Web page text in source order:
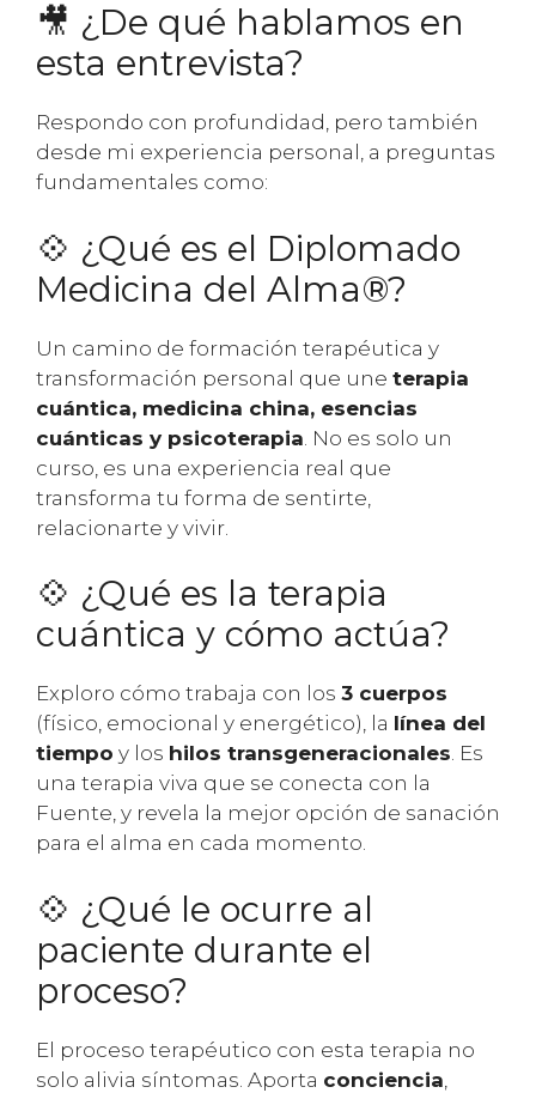
🎥 ¿De qué hablamos en
esta entrevista?
Respondo con profundidad, pero también
desde mi experiencia personal, a preguntas
fundamentales como:
💠 ¿Qué es el Diplomado
Medicina del Alma®?
Un camino de formación terapéutica y
transformación personal que une terapia
cuántica, medicina china, esencias
cuánticas y psicoterapia . No es solo un
curso, es una experiencia real que
transforma tu forma de sentirte,
relacionarte y vivir.
💠 ¿Qué es la terapia
cuántica y cómo actúa?
Exploro cómo trabaja con los 3 cuerpos
(físico, emocional y energético), la línea del
tiempo y los hilos transgeneracionales. Es
una terapia viva que se conecta con la
Fuente, y revela la mejor opción de sanación
para el alma en cada momento.
💠 ¿Qué le ocurre al
paciente durante el
proceso?
El proceso terapéutico con esta terapia no
solo alivia síntomas. Aporta conciencia